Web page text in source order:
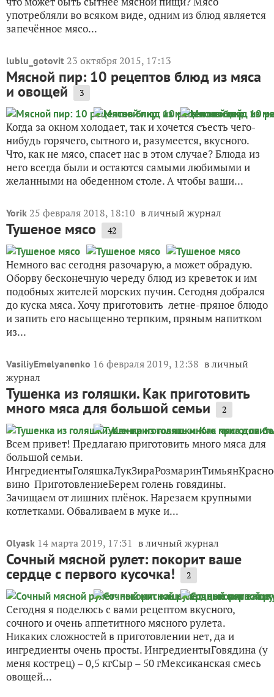
употребляли во всяком виде, одним из блюд является
запечённое мясо...
lublu_gotovit 23 октября 2015, 17:13
Мясной пир: 10 рецептов блюд из мяса
и овощей 3
Когда за окном холодает, так и хочется съесть чего-
нибудь горячего, сытного и, разумеется, вкусного.
Что, как не мясо, спасет нас в этом случае? Блюда из
него всегда были и остаются самыми любимыми и
желанными на обеденном столе. А чтобы ваши...
Yorik 25 февраля 2018, 18:10 в личный журнал
Тушеное мясо 42
Немного вас сегодня разочарую, а может обрадую.
Оборву бесконечную череду блюд из креветок и им
подобных жителей морских пучин. Сегодня добрался
до куска мяса. Хочу приготовить летне-пряное блюдо
и запить его насыщенно терпким, пряным напитком
из...
VasiliyEmelyanenko 16 февраля 2019, 12:38 в личный
журнал
Тушенка из голяшки. Как приготовить
много мяса для большой семьи 2
Всем привет! Предлагаю приготовить много мяса для
большой семьи.
вино ПриготовлениеБерем голень говядины.
Зачищаем от лишних плёнок. Нарезаем крупными
котлетками. Обваливаем в муке и...
Olyask 14 марта 2019, 17:31 в личный журнал
Сочный мясной рулет: покорит ваше
сердце с первого кусочка! 2
Сегодня я поделюсь с вами рецептом вкусного,
сочного и очень аппетитного мясного рулета.
Никаких сложностей в приготовлении нет, да и
ингредиенты очень просты. ИнгредиентыГовядина (у
меня кострец) – 0,5 кгСыр – 50 гМексиканская смесь
овощей...